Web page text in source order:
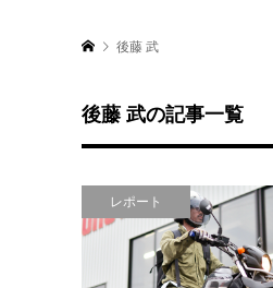
後藤 武
後藤 武の記事一覧
レポート